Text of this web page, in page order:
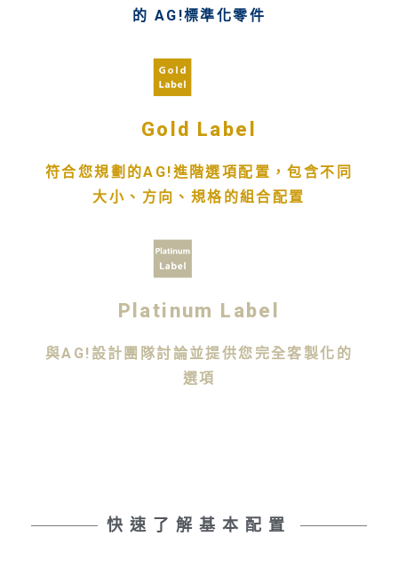
的 AG!標準化零件
Gold Label
符合您規劃的AG!進階選項配置，包含不同
大小、方向、規格的組合配置
Platinum Label
與AG!設計團隊討論並提供您完全客製化的
選項
快速了解基本配置